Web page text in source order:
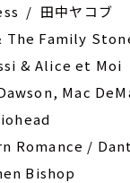
/ 田中ヤコブ
Family
& Alice et Moi
Mac
Romance /
Bishop